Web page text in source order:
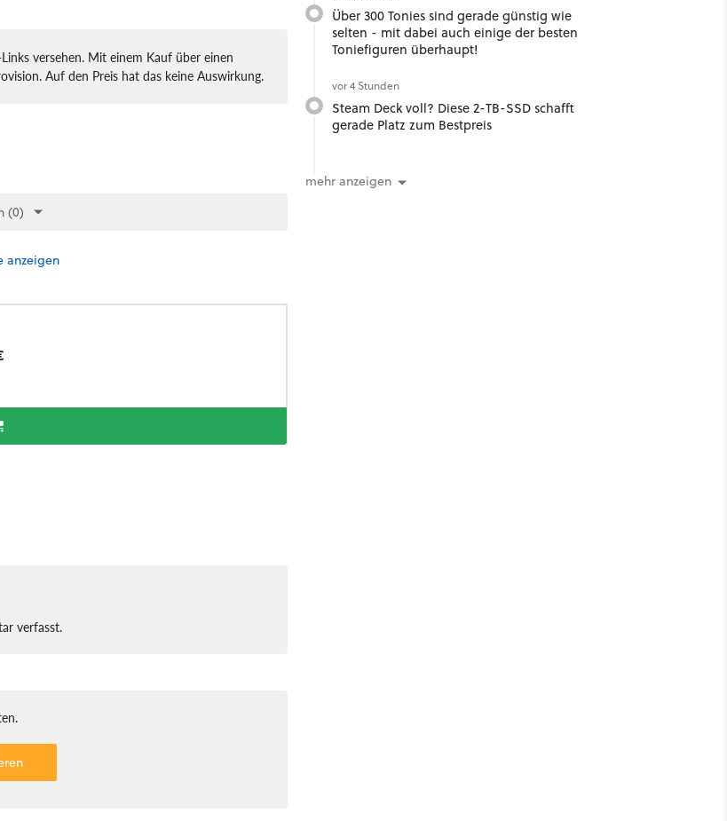
versehen. Mit einem Kauf über einen
Auf den Preis hat das keine Auswirkung.
(0)
anzeigen
verfasst.
Über 300 Tonies sind gerade günstig wie
selten - mit dabei auch einige der besten
Toniefiguren überhaupt!
vor 4 Stunden
Steam Deck voll? Diese 2-TB-SSD schafft
gerade Platz zum Bestpreis
mehr anzeigen